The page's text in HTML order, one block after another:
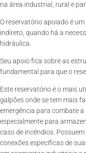
na área industrial, rural e
O reservatório apoiado é
indireto, quando há a
hidráulica.
Seu apoio fica sobre as
fundamental para que o
Este reservatório é o mais
galpões onde se tem mais
emergência para combate
especialmente para
caso de incêndios.
conexões específicas de